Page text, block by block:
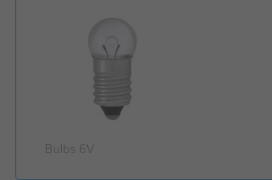
Bulbs 6V